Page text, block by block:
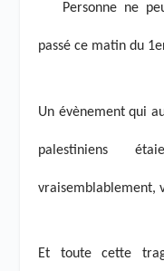
Personne ne
passé ce matin du 1
Un évènement qui
palestiniens
vraisemblablement,
Et toute cette